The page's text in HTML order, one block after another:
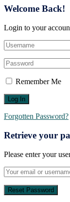
Welcome Back!
Login to your
Remember Me
Forgotten Password?
Retrieve your
Please enter your